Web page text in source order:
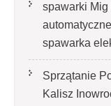
spawarki Mig
spawarka
Sprzątanie
Kalisz